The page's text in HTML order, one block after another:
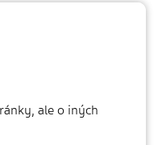
ale o iných